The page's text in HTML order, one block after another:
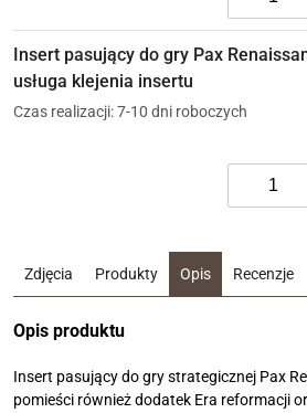
Insert pasujący do gry Pax
usługa klejenia insertu
Czas realizacji: 7-10 dni roboczych
Zdjęcia Produkty Opis Recenzje
Opis produktu
Insert pasujący do gry strategicznej Pax
pomieści również dodatek Era reformacji